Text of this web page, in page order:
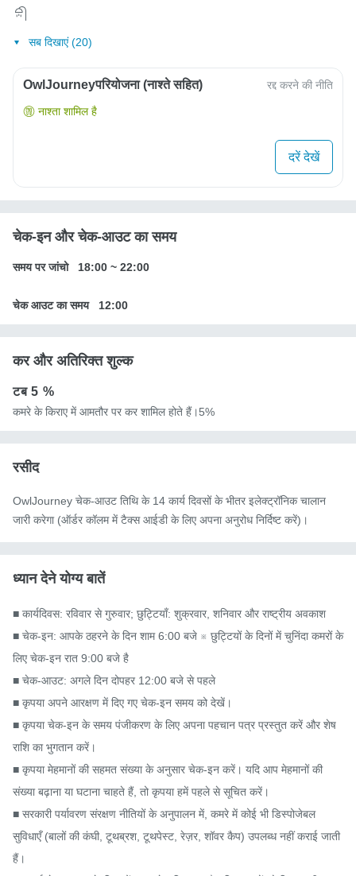
सब दिखाएं (20)
OwlJourneyपरियोजना (नाश्ते सहित) रद्द करने की नीति
नाश्ता शामिल है
दरें देखें
चेक-इन और चेक-आउट का समय
समय पर जांचो 18:00 ~ 22:00
चेक आउट का समय 12:00
कर और अतिरिक्त शुल्क
टब5 %
कमरे के किराए में आमतौर पर कर शामिल होते हैं।5%
रसीद
OwlJourney चेक-आउट तिथि के 14 कार्य दिवसों के भीतर इलेक्ट्रॉनिक चालान
जारी करेगा (ऑर्डर कॉलम में टैक्स आईडी के लिए अपना अनुरोध निर्दिष्ट करें)।
ध्यान देने योग्य बातें
■ कार्यदिवस: रविवार से गुरुवार; छुट्टियाँ: शुक्रवार, शनिवार और राष्ट्रीय अवकाश
■ चेक-इन: आपके ठहरने के दिन शाम 6:00 बजे ※ छुट्टियों के दिनों में चुनिंदा कमरों के
लिए चेक-इन रात 9:00 बजे है
■ चेक-आउट: अगले दिन दोपहर 12:00 बजे से पहले
■ कृपया अपने आरक्षण में दिए गए चेक-इन समय को देखें।
■ कृपया चेक-इन के समय पंजीकरण के लिए अपना पहचान पत्र प्रस्तुत करें और शेष
राशि का भुगतान करें।
■ कृपया मेहमानों की सहमत संख्या के अनुसार चेक-इन करें। यदि आप मेहमानों की
संख्या बढ़ाना या घटाना चाहते हैं, तो कृपया हमें पहले से सूचित करें।
■ सरकारी पर्यावरण संरक्षण नीतियों के अनुपालन में, कमरे में कोई भी डिस्पोजेबल
सुविधाएँ (बालों की कंघी, टूथब्रश, टूथपेस्ट, रेज़र, शॉवर कैप) उपलब्ध नहीं कराई जाती
हैं।